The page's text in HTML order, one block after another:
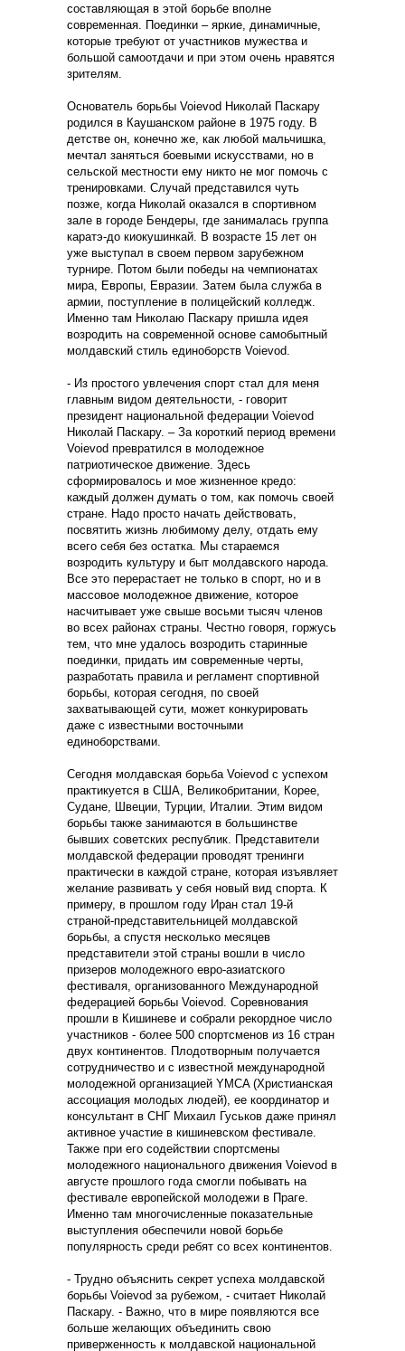
составляющая в этой борьбе вполне
современная. Поединки – яркие, динамичные,
которые требуют от участников мужества и
большой самоотдачи и при этом очень нравятся
зрителям.
Основатель борьбы Voievod Николай Паскару
родился в Каушанском районе в 1975 году. В
детстве он, конечно же, как любой мальчишка,
мечтал заняться боевыми искусствами, но в
сельской местности ему никто не мог помочь с
тренировками. Случай представился чуть
позже, когда Николай оказался в спортивном
зале в городе Бендеры, где занималась группа
каратэ-до киокушинкай. В возрасте 15 лет он
уже выступал в своем первом зарубежном
турнире. Потом были победы на чемпионатах
мира, Европы, Евразии. Затем была служба в
армии, поступление в полицейский колледж.
Именно там Николаю Паскару пришла идея
возродить на современной основе самобытный
молдавский стиль единоборств Voievod.
- Из простого увлечения спорт стал для меня
главным видом деятельности, - говорит
президент национальной федерации Voievod
Николай Паскару. – За короткий период времени
Voievod превратился в молодежное
патриотическое движение. Здесь
сформировалось и мое жизненное кредо:
каждый должен думать о том, как помочь своей
стране. Надо просто начать действовать,
посвятить жизнь любимому делу, отдать ему
всего себя без остатка. Мы стараемся
возродить культуру и быт молдавского народа.
Все это перерастает не только в спорт, но и в
массовое молодежное движение, которое
насчитывает уже свыше восьми тысяч членов
во всех районах страны. Честно говоря, горжусь
тем, что мне удалось возродить старинные
поединки, придать им современные черты,
разработать правила и регламент спортивной
борьбы, которая сегодня, по своей
захватывающей сути, может конкурировать
даже с известными восточными
единоборствами.
Сегодня молдавская борьба Voievod с успехом
практикуется в США, Великобритании, Корее,
Судане, Швеции, Турции, Италии. Этим видом
борьбы также занимаются в большинстве
бывших советских республик. Представители
молдавской федерации проводят тренинги
практически в каждой стране, которая изъявляет
желание развивать у себя новый вид спорта. К
примеру, в прошлом году Иран стал 19-й
страной-представительницей молдавской
борьбы, а спустя несколько месяцев
представители этой страны вошли в число
призеров молодежного евро-азиатского
фестиваля, организованного Международной
федерацией борьбы Voievod. Соревнования
прошли в Кишиневе и собрали рекордное число
участников - более 500 спортсменов из 16 стран
двух континентов. Плодотворным получается
сотрудничество и с известной международной
молодежной организацией YMCA (Христианская
ассоциация молодых людей), ее координатор и
консультант в СНГ Михаил Гуськов даже принял
активное участие в кишиневском фестивале.
Также при его содействии спортсмены
молодежного национального движения Voievod в
августе прошлого года смогли побывать на
фестивале европейской молодежи в Праге.
Именно там многочисленные показательные
выступления обеспечили новой борьбе
популярность среди ребят со всех континентов.
- Трудно объяснить секрет успеха молдавской
борьбы Voievod за рубежом, - считает Николай
Паскару. - Важно, что в мире появляются все
больше желающих объединить свою
приверженность к молдавской национальной